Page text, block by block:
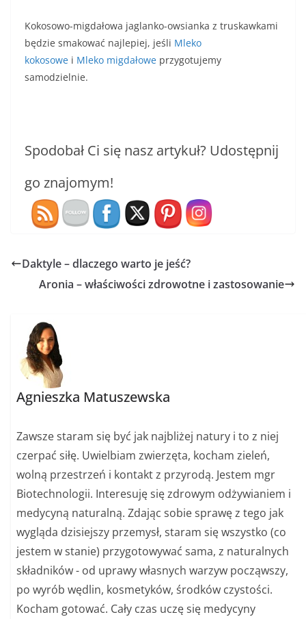
Kokosowo-migdałowa jaglanko-owsianka z truskawkami
będzie smakować najlepiej, jeśli Mleko
kokosowe i Mleko migdałowe przygotujemy
samodzielnie.
Spodobał Ci się nasz artykuł? Udostępnij
go znajomym!
Daktyle – dlaczego warto je jeść?
Aronia – właściwości zdrowotne i zastosowanie
Agnieszka Matuszewska
Zawsze staram się być jak najbliżej natury i to z niej
czerpać siłę. Uwielbiam zwierzęta, kocham zieleń,
wolną przestrzeń i kontakt z przyrodą. Jestem mgr
Biotechnologii. Interesuję się zdrowym odżywianiem i
medycyną naturalną. Zdając sobie sprawę z tego jak
wygląda dzisiejszy przemysł, staram się wszystko (co
jestem w stanie) przygotowywać sama, z naturalnych
składników - od uprawy własnych warzyw począwszy,
po wyrób wędlin, kosmetyków, środków czystości.
Kocham gotować. Cały czas uczę się medycyny